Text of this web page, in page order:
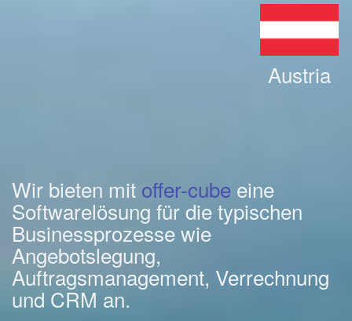
Austria
Wir bieten mit offer-cube eine
Softwarelösung für die typischen
Businessprozesse wie
Angebotslegung,
Auftragsmanagement, Verrechnung
und CRM an.